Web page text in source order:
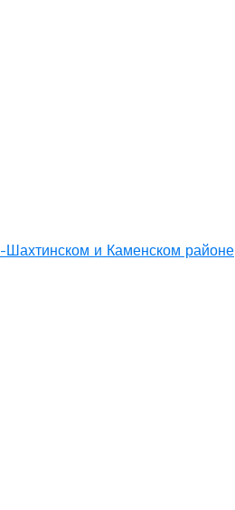
Шахтинском и Каменском районе